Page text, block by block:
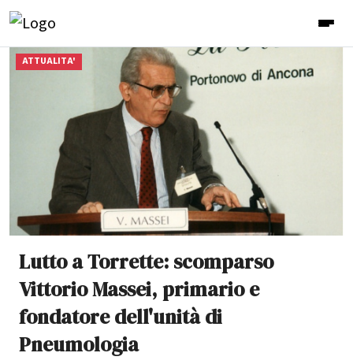
ATTUALITA'
Lutto a Torrette: scomparso
Vittorio Massei, primario e
fondatore dell'unità di
Pneumologia